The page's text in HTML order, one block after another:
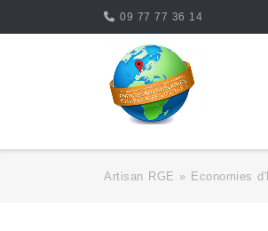
09 77 77 36 14
Artisan RGE » Economies